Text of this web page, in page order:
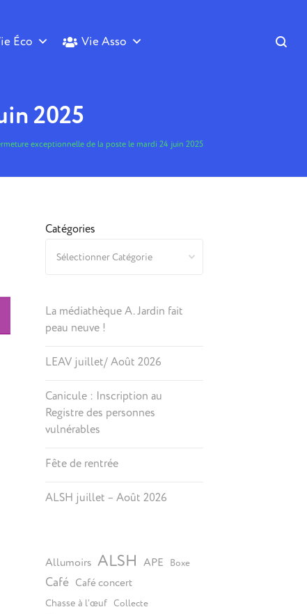
Éco Vie Asso
2025
exceptionnelle de la poste le mardi 24 juin 2025
Catégories
La médiathèque A. Jardin fait
peau neuve !
LEAV juillet/ Août 2026
Canicule : Inscription au
Registre des personnes
vulnérables
Fête de rentrée
ALSH juillet – Août 2026
Allumoirs ALSH APE Boxe
Café Café concert
Chasse à l’œuf Collecte